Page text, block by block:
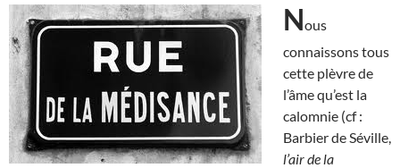
Nous
connaissons tous
cette plèvre de
l’âme qu’est la
calomnie (cf :
Barbier de Séville,
l’air de la